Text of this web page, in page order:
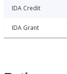
IDA Credit
IDA Grant